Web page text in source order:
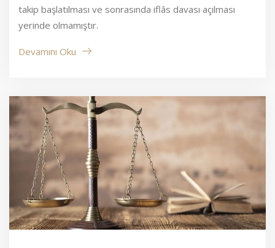
takip başlatılması ve sonrasında iflâs davası açılması
yerinde olmamıştır.
Devamını Oku